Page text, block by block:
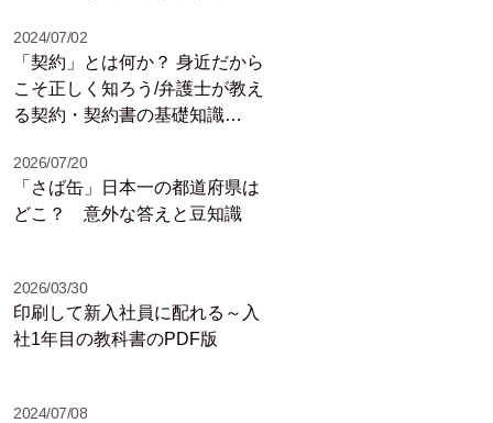
がまさに人的資本経営の根幹だ
った／岡目八目リポート
2024/07/02
「契約」とは何か？ 身近だから
こそ正しく知ろう/弁護士が教え
る契約・契約書の基礎知識
2026/07/20
「さば缶」日本一の都道府県は
どこ？ 意外な答えと豆知識
2026/03/30
印刷して新入社員に配れる～入
社1年目の教科書のPDF版
2024/07/08